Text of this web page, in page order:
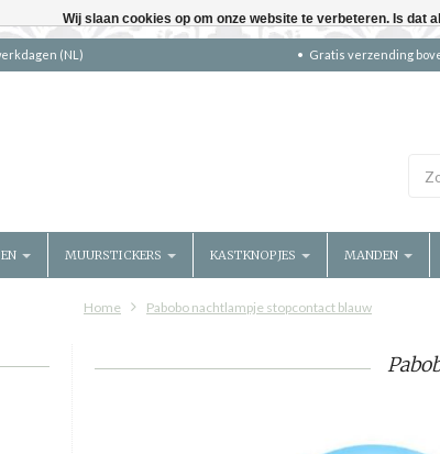
(NL) Gratis verzending
MUURSTICKERS KASTKNOPJES MANDEN
Home Pabobo nachtlampje stopcontact blauw
Wij slaan cookies op om onze website te verbeteren. Is dat